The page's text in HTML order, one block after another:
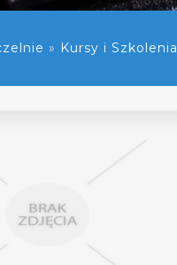
» Kursy i Szkolenia